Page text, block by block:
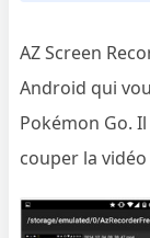
AZ Screen
Android qui
Pokémon Go.
couper la